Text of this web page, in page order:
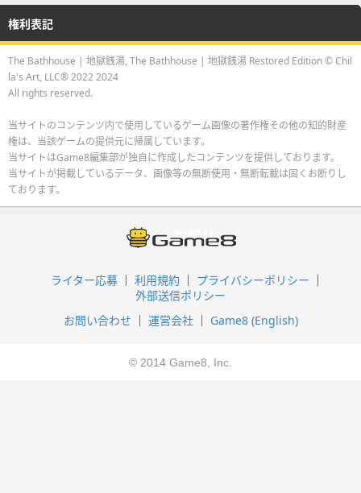
権利表記
The Bathhouse | 地獄銭湯, The Bathhouse | 地獄銭湯 Restored Edition © Chil
la's Art, LLC® 2022 2024
All rights reserved.
当サイトのコンテンツ内で使用しているゲーム画像の著作権その他の知的財産
権は、当該ゲームの提供元に帰属しています。
当サイトはGame8編集部が独自に作成したコンテンツを提供しております。
当サイトが掲載しているデータ、画像等の無断使用・無断転載は固くお断りし
ております。
ライター応募 利用規約
プライバシーポリシー
外部送信ポリシー
お問い合わせ
運営会社 Game8 (English)
© 2014 Game8, Inc.